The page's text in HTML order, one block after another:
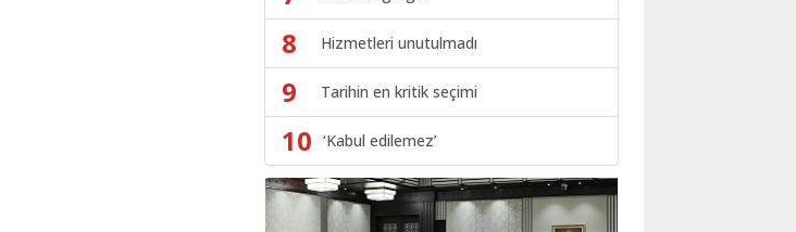
8 Hizmetleri unutulmadı
9 Tarihin en kritik seçimi
10 ‘Kabul edilemez’